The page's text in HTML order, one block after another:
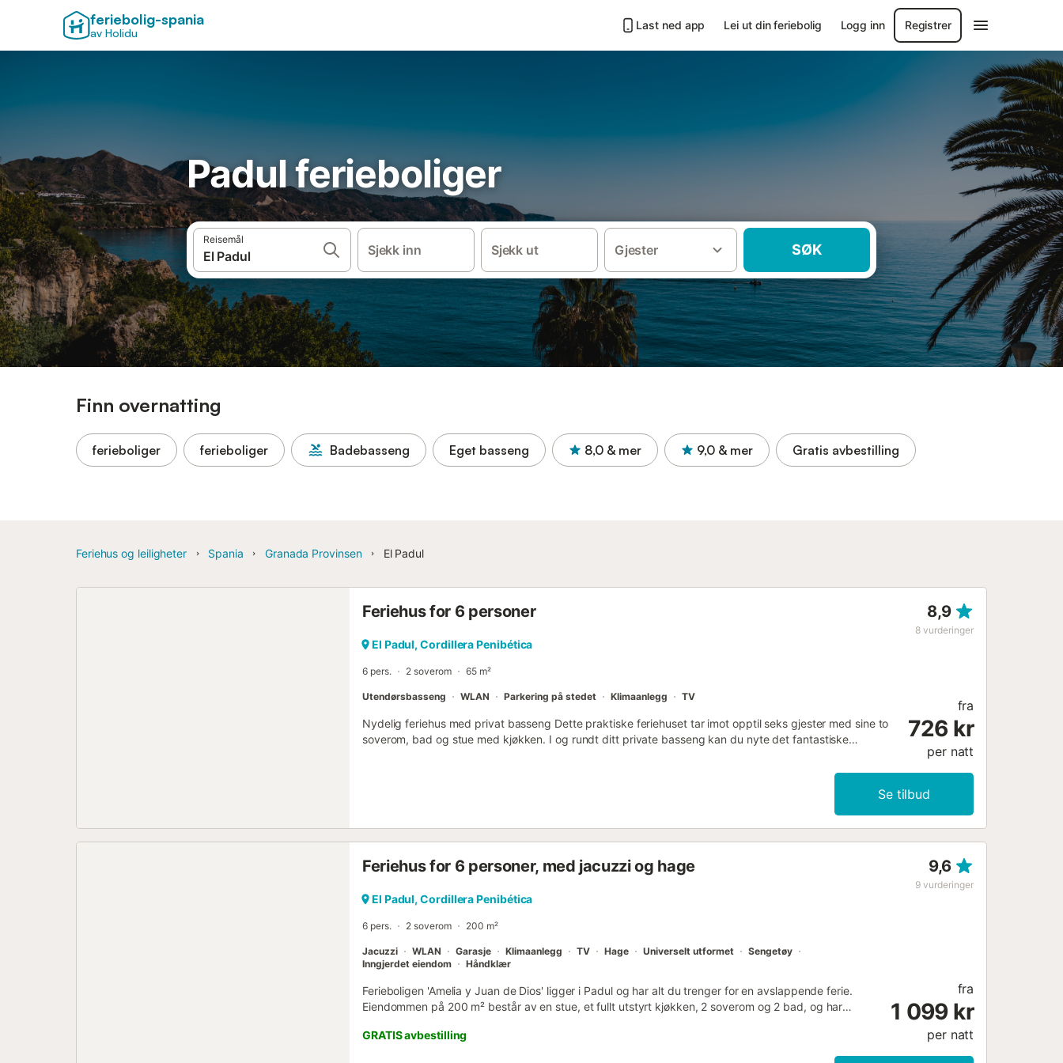
feriebolig-spania
av Holidu
Last ned app Lei ut din feriebolig Logg inn Registrer
Padul ferieboliger
Reisemål
Sjekk inn Sjekk ut Gjester SØK
Finn overnatting
ferieboliger ferieboliger Badebasseng Eget basseng 8,0 & mer 9,0 & mer Gratis avbestilling
Feriehus og leiligheter Spania Granada Provinsen El Padul
Feriehus for 6 personer 8,9
8 vurderinger
El Padul, Cordillera Penibética
6 pers. 2 soverom 65 m²
Utendørsbasseng WLAN Parkering på stedet Klimaanlegg TV
Nydelig feriehus med privat basseng Dette praktiske feriehuset tar imot opptil seks gjester med sine to
soverom, bad og stue med kjøkken. I og rundt ditt private basseng kan du nyte det fantastiske
dagen med et glass vin. En grill for koselige grillkvelder står også til din disposisjon. Hvis du har lyst på
en interessant dagstur, ligger fantastiske Granada mindre enn en halvtime unna. Her kan du besøke en
og vakre hager er rikt på islamsk kunst og står på UNESCOs verdensarvliste. Du vil aldri glemme dette
fra
726 kr
per natt
Se tilbud
Feriehus for 6 personer, med jacuzzi og hage 9,6
9 vurderinger
El Padul, Cordillera Penibética
6 pers. 2 soverom 200 m²
Jacuzzi WLAN Garasje Klimaanlegg TV Hage Universelt utformet
Sengetøy
Inngjerdet eiendom
Håndklær
Ferieboligen 'Amelia y Juan de Dios' ligger i Padul og har alt du trenger for en avslappende ferie.
Eiendommen på 200 m² består av en stue, et fullt utstyrt kjøkken, 2 soverom og 2 bad, og har
videosamtaler) med et eget arbeidsområde for hjemmekontor, TV, klimaanlegg, oppvarming samt
vaskemaskin. Barneseng er også tilgjengelig på forespørsel. Ditt private uteområde inkluderer
GRATIS avbestilling
fra
1 099 kr
per natt